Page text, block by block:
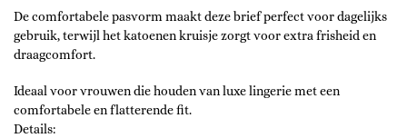
De comfortabele pasvorm maakt deze brief perfect voor dagelijks
gebruik, terwijl het katoenen kruisje zorgt voor extra frisheid en
draagcomfort.
Ideaal voor vrouwen die houden van luxe lingerie met een
comfortabele en flatterende fit.
Details: